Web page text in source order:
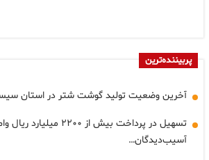
پربیننده‌ترین
آخرین وضعیت تولید گوشت شتر در استان
تسهیل در پرداخت بیش از
آسیب‌دیدگان…